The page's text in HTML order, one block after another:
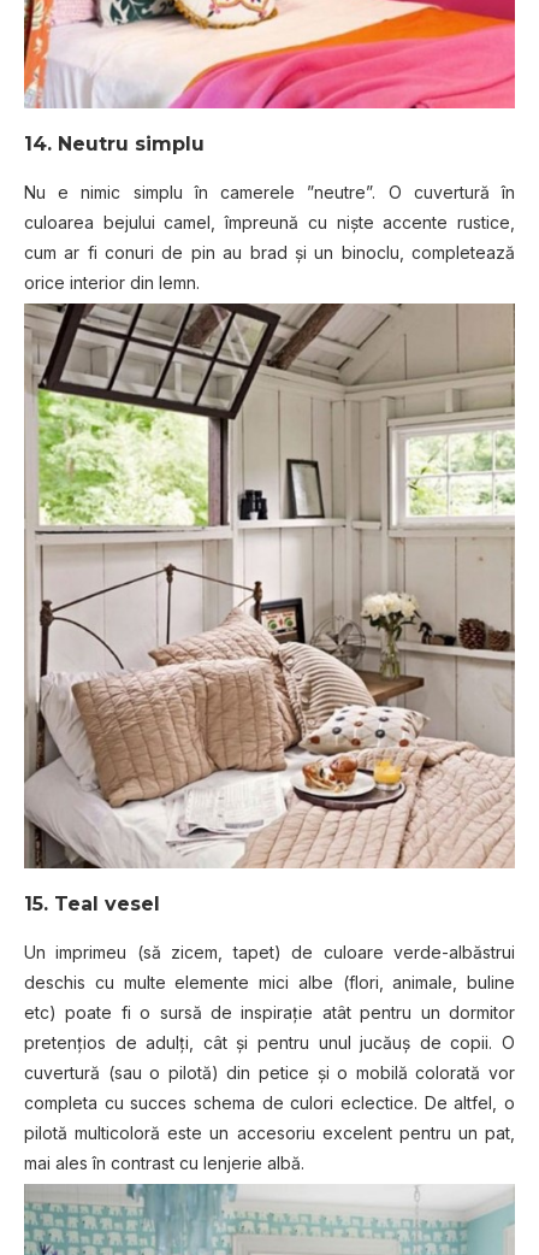
14. Neutru simplu
Nu e nimic simplu în camerele ”neutre”. O cuvertură în
culoarea bejului camel, împreună cu niște accente rustice,
cum ar fi conuri de pin au brad și un binoclu, completează
orice interior din lemn.
15. Teal vesel
Un imprimeu (să zicem, tapet) de culoare verde-albăstrui
deschis cu multe elemente mici albe (flori, animale, buline
etc) poate fi o sursă de inspirație atât pentru un dormitor
pretențios de adulți, cât și pentru unul jucăuș de copii. O
cuvertură (sau o pilotă) din petice și o mobilă colorată vor
completa cu succes schema de culori eclectice. De altfel, o
pilotă multicoloră este un accesoriu excelent pentru un pat,
mai ales în contrast cu lenjerie albă.